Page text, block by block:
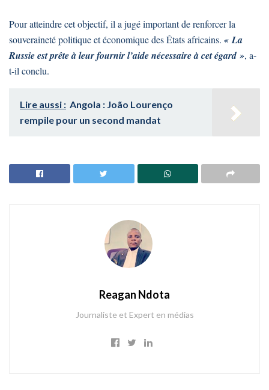
Pour atteindre cet objectif, il a jugé important de renforcer la
souveraineté politique et économique des États africains. « La
Russie est prête à leur fournir l’aide nécessaire à cet égard », a-
t-il conclu.
Lire aussi : Angola : João Lourenço
rempile pour un second mandat
Reagan Ndota
Journaliste et Expert en médias